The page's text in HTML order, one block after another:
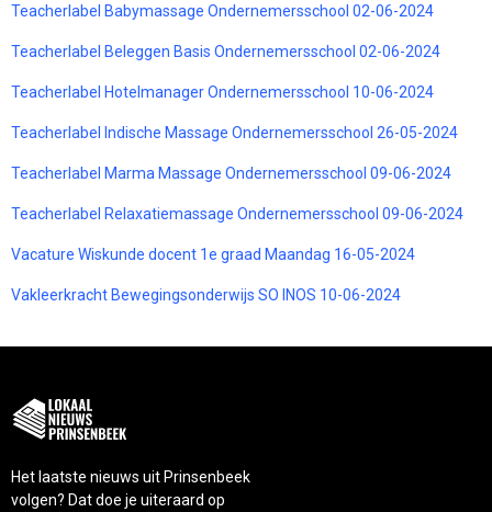
Teacherlabel Babymassage Ondernemersschool 02-06-2024
Teacherlabel Beleggen Basis Ondernemersschool 02-06-2024
Teacherlabel Hotelmanager Ondernemersschool 10-06-2024
Teacherlabel Indische Massage Ondernemersschool 26-05-2024
Teacherlabel Marma Massage Ondernemersschool 09-06-2024
Teacherlabel Relaxatiemassage Ondernemersschool 09-06-2024
Vacature Wiskunde docent 1e graad Maandag 16-05-2024
Vakleerkracht Bewegingsonderwijs SO INOS 10-06-2024
Het laatste nieuws uit Prinsenbeek
volgen? Dat doe je uiteraard op